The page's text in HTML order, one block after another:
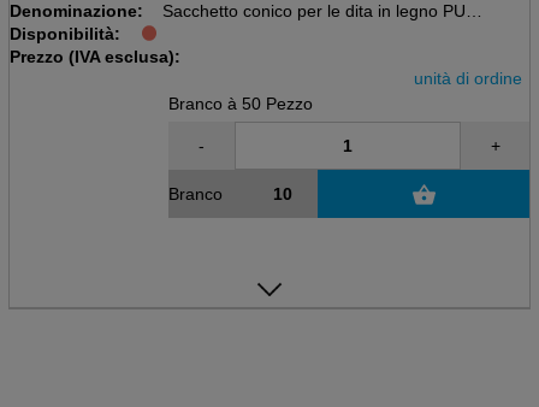
Denominazione:
Sacchetto conico per le dita in legno PURE
D 4,5cm, H 8,5cm
Disponibilità:
Prezzo (IVA esclusa):
unità di ordine
Branco à 50 Pezzo
- +
Branco